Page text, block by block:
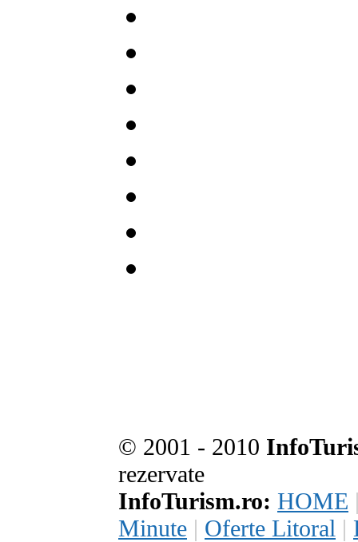
© 2001 - 2010
rezervate
InfoTurism.ro: HOME
Minute | Oferte Litoral |